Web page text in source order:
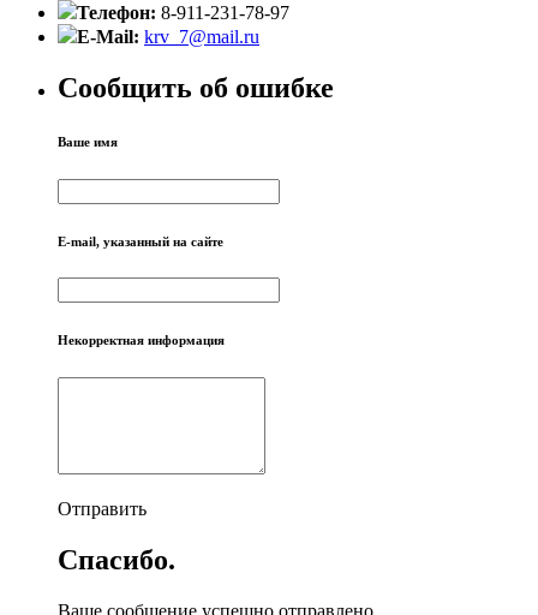
Телефон: 8-911-231-78-97
E-Mail: krv_7@mail.ru
Сообщить об ошибке
Ваше имя
E-mail, указанный на сайте
Некорректная информация
Отправить
Спасибо.